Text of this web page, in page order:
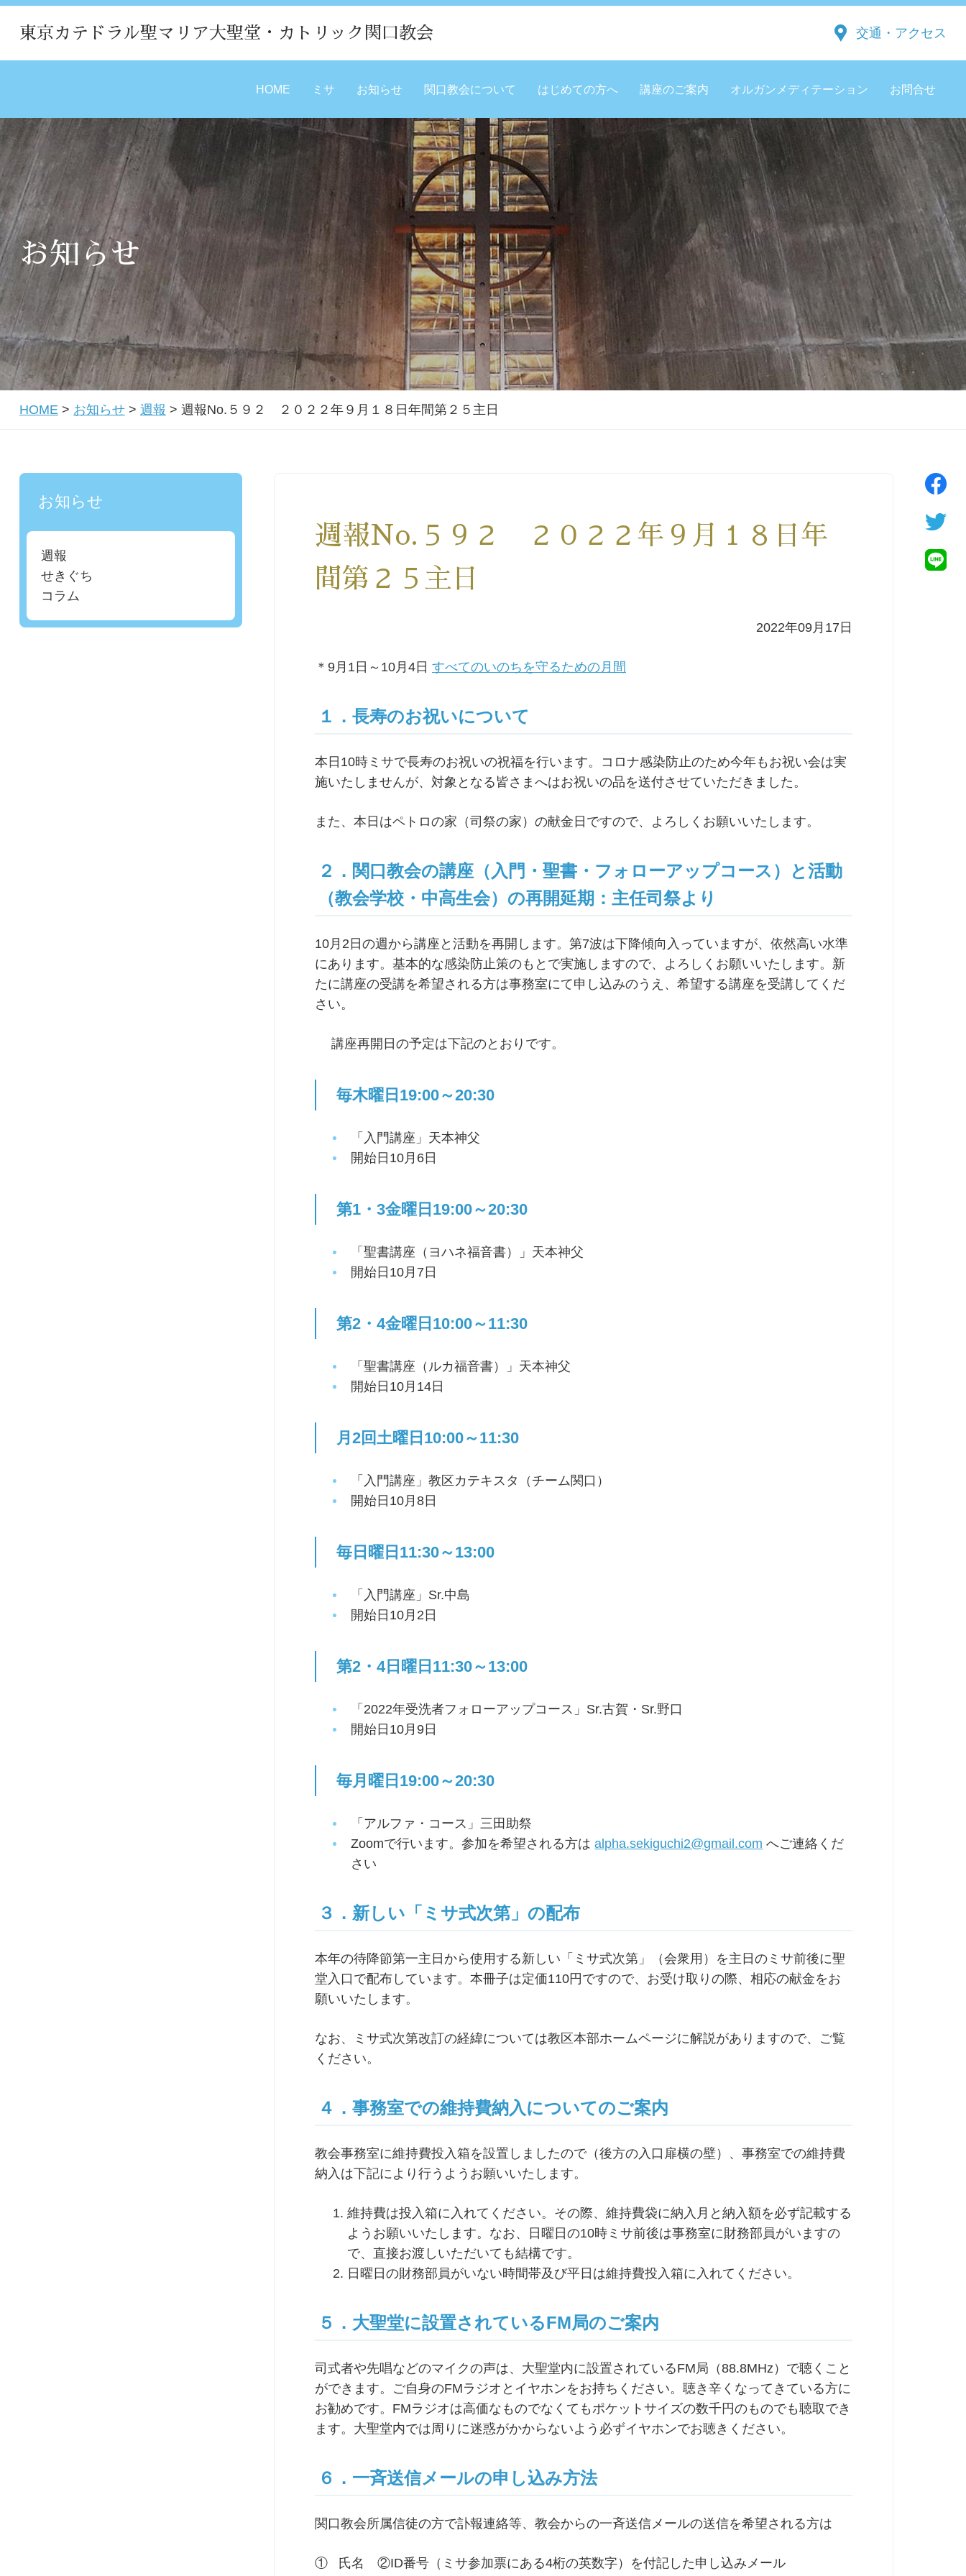
東京カテドラル聖マリア大聖堂・カトリック関口教会 交通・アクセス
HOME ミサ お知らせ 関口教会について はじめての方へ 講座のご案内 オルガンメディテーション お問合せ
お知らせ
HOME > お知らせ > 週報 > 週報No.５９２ ２０２２年９月１８日年間第２５主日
週報No.５９２ ２０２２年９月１８日年
間第２５主日
2022年09月17日
＊9月1日～10月4日 すべてのいのちを守るための月間
１．長寿のお祝いについて
本日10時ミサで長寿のお祝いの祝福を行います。コロナ感染防止のため今年もお祝い会は実
施いたしませんが、対象となる皆さまへはお祝いの品を送付させていただきました。
また、本日はペトロの家（司祭の家）の献金日ですので、よろしくお願いいたします。
２．関口教会の講座（入門・聖書・フォローアップコース）と活動
（教会学校・中高生会）の再開延期：主任司祭より
10月2日の週から講座と活動を再開します。第7波は下降傾向入っていますが、依然高い水準
にあります。基本的な感染防止策のもとで実施しますので、よろしくお願いいたします。新
たに講座の受講を希望される方は事務室にて申し込みのうえ、希望する講座を受講してくだ
さい。
講座再開日の予定は下記のとおりです。
毎木曜日19:00～20:30
「入門講座」天本神父
開始日10月6日
第1・3金曜日19:00～20:30
「聖書講座（ヨハネ福音書）」天本神父
開始日10月7日
第2・4金曜日10:00～11:30
「聖書講座（ルカ福音書）」天本神父
開始日10月14日
月2回土曜日10:00～11:30
「入門講座」教区カテキスタ（チーム関口）
開始日10月8日
毎日曜日11:30～13:00
「入門講座」Sr.中島
開始日10月2日
第2・4日曜日11:30～13:00
「2022年受洗者フォローアップコース」Sr.古賀・Sr.野口
開始日10月9日
毎月曜日19:00～20:30
「アルファ・コース」三田助祭
Zoomで行います。参加を希望される方はalpha.sekiguchi2@gmail.com へご連絡くだ
さい
３．新しい「ミサ式次第」の配布
本年の待降節第一主日から使用する新しい「ミサ式次第」（会衆用）を主日のミサ前後に聖
堂入口で配布しています。本冊子は定価110円ですので、お受け取りの際、相応の献金をお
願いいたします。
なお、ミサ式次第改訂の経緯については教区本部ホームページに解説がありますので、ご覧
ください。
４．事務室での維持費納入についてのご案内
教会事務室に維持費投入箱を設置しましたので（後方の入口扉横の壁）、事務室での維持費
納入は下記により行うようお願いいたします。
維持費は投入箱に入れてください。その際、維持費袋に納入月と納入額を必ず記載する
ようお願いいたします。なお、日曜日の10時ミサ前後は事務室に財務部員がいますの
で、直接お渡しいただいても結構です。
日曜日の財務部員がいない時間帯及び平日は維持費投入箱に入れてください。
５．大聖堂に設置されているFM局のご案内
司式者や先唱などのマイクの声は、大聖堂内に設置されているFM局（88.8MHz）で聴くこと
ができます。ご自身のFMラジオとイヤホンをお持ちください。聴き辛くなってきている方に
お勧めです。FMラジオは高価なものでなくてもポケットサイズの数千円のものでも聴取でき
ます。大聖堂内では周りに迷惑がかからないよう必ずイヤホンでお聴きください。
６．一斉送信メールの申し込み方法
関口教会所属信徒の方で訃報連絡等、教会からの一斉送信メールの送信を希望される方は
① 氏名 ②ID番号（ミサ参加票にある4桁の英数字）を付記した申し込みメール
お知らせ
週報
せきぐち
コラム